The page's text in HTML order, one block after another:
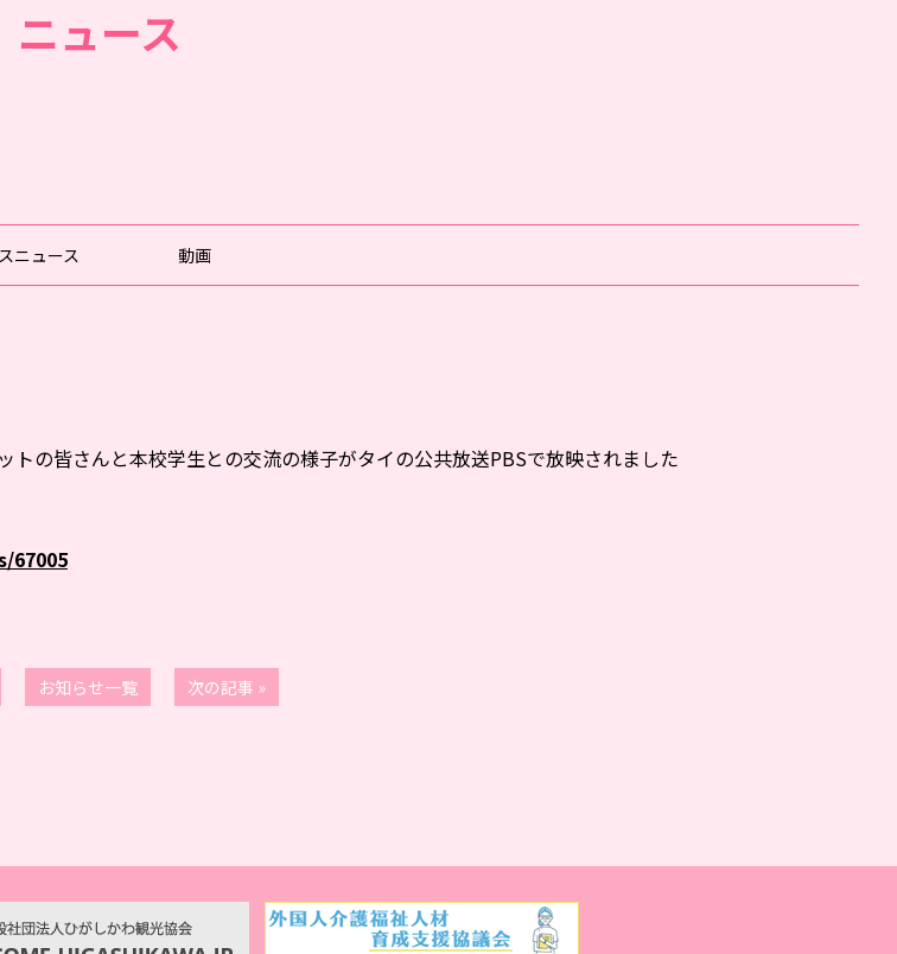
ニュース
ニュース 動画
の皆さんと本校学生との交流の様子がタイの公共放送PBSで放映されました
67005
お知らせ一覧 次の記事 »